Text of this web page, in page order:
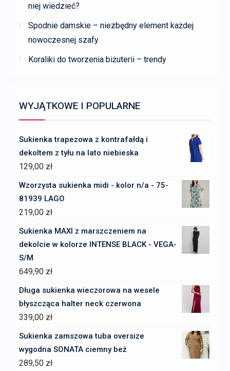
niej wiedzieć?
Spodnie damskie – niezbędny element każdej
nowoczesnej szafy
Koraliki do tworzenia biżuterii – trendy
WYJĄTKOWE I POPULARNE
Sukienka trapezowa z kontrafałdą i
dekoltem z tyłu na lato niebieska
129,00 zł
Wzorzysta sukienka midi - kolor n/a - 75-
81939 LAGO
219,00 zł
Sukienka MAXI z marszczeniem na
dekolcie w kolorze INTENSE BLACK - VEGA-
S/M
649,90 zł
Długa sukienka wieczorowa na wesele
błyszcząca halter neck czerwona
339,00 zł
Sukienka zamszowa tuba oversize
wygodna SONATA ciemny beż
289,50 zł